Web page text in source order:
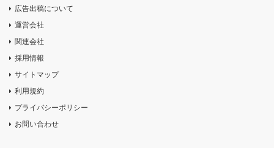
広告出稿について
運営会社
関連会社
採用情報
サイトマップ
利用規約
プライバシーポリシー
お問い合わせ